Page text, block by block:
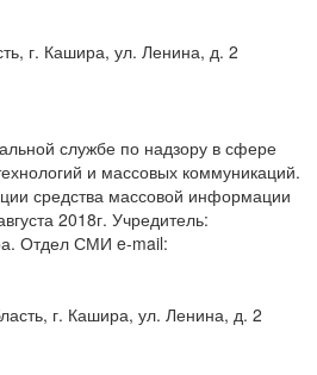
г. Кашира, ул. Ленина, д. 2
службе по надзору в сфере
и массовых коммуникаций.
средства массовой информации
2018г. Учредитель:
Отдел СМИ e-mail:
г. Кашира, ул. Ленина, д. 2